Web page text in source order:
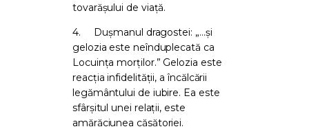
tovarășului de viață.
4.
Dușmanul dragostei: „…și
gelozia este neînduplecată ca
Locuința morților.” Gelozia este
reacția infidelității, a încălcării
legământului de iubire. Ea este
sfârșitul unei relații, este
amărăciunea căsătoriei.